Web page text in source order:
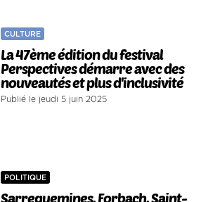
CULTURE
La 47ème édition du festival
Perspectives démarre avec des
nouveautés et plus d'inclusivité
Publié le jeudi 5 juin 2025
POLITIQUE
Sarreguemines, Forbach, Saint-